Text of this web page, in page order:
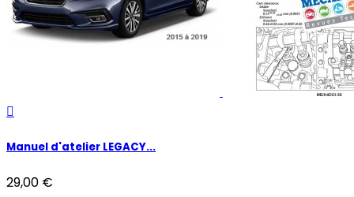

Manuel d'atelier LEGACY...
29,00 €